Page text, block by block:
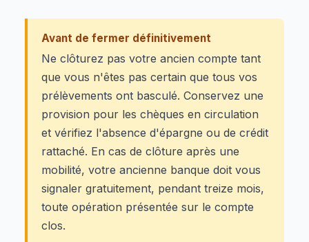
Avant de fermer définitivement
Ne clôturez pas votre ancien compte tant
que vous n'êtes pas certain que tous vos
prélèvements ont basculé. Conservez une
provision pour les chèques en circulation
et vérifiez l'absence d'épargne ou de crédit
rattaché. En cas de clôture après une
mobilité, votre ancienne banque doit vous
signaler gratuitement, pendant treize mois,
toute opération présentée sur le compte
clos.